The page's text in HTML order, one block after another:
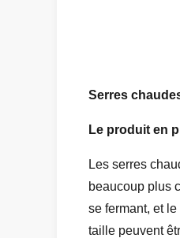
Serres
Le produit en
Les serres
beaucoup plus
se fermant, et
taille peuvent